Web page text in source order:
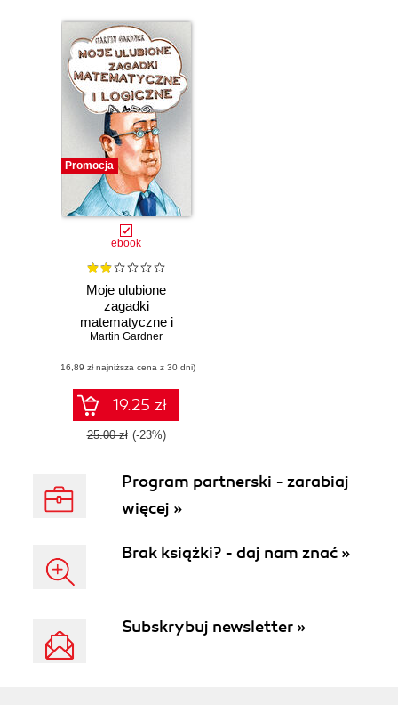
Promocja
ebook
Moje ulubione
zagadki
matematyczne i
logiczne
Martin Gardner
(16,89 zł najniższa cena z 30 dni)
19.25 zł
25.00 zł (-23%)
Program partnerski - zarabiaj
więcej »
Brak książki? - daj nam znać »
Subskrybuj newsletter »